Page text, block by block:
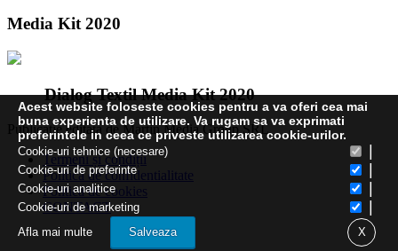
Media Kit 2020
Dialog Textil Media Kit 2020
Publicatie editata de Martin Media Group SRL
Termeni și condiții
Politica de confidentialitate
Politica de cookies
CONTACT
Acest website foloseste cookies pentru a va oferi cea mai
buna experienta de utilizare. Va rugam sa va exprimati
preferintele in ceea ce priveste utilizarea cookie-urilor.
Cookie-uri tehnice (necesare)
Cookie-uri de preferinte
Cookie-uri analitice
Cookie-uri de marketing
Afla mai multe Salveaza X